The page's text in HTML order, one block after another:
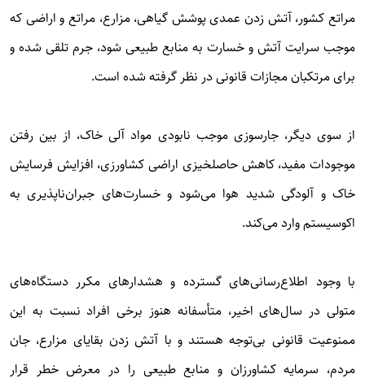
مراتع کشور، آتش زدن عمدی پوشش گیاهی، مزارع، مراتع و اراضی که
موجب سرایت آتش و خسارت به منابع طبیعی شود، جرم تلقی شده و
برای مرتکبان مجازات قانونی در نظر گرفته شده است.
از سوی دیگر، جارسوزی موجب نابودی مواد آلی خاک، از بین رفتن
موجودات مفید، کاهش حاصلخیزی اراضی کشاورزی، افزایش فرسایش
خاک و آلودگی شدید هوا می‌شود و خسارت‌های جبران‌ناپذیری به
اکوسیستم وارد می‌کند.
با وجود اطلاع‌رسانی‌های گسترده و هشدارهای مکرر دستگاه‌های
متولی در سال‌های اخیر، متأسفانه هنوز برخی افراد نسبت به این
ممنوعیت قانونی بی‌توجه هستند و با آتش زدن بقایای مزارع، جان
مردم، سرمایه کشاورزان و منابع طبیعی را در معرض خطر قرار